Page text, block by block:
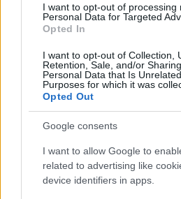
I want to opt-out of processing
Personal Data for Targeted
Opted In
I want to opt-out of Collection,
Retention, Sale, and/or
Personal Data that Is
Purposes for which it was
Opted Out
Google consents
I want to allow Google to
related to advertising like
device identifiers in apps.
Petrolio in calo, Brent a 88.9 USD
Andrea Innocenti · 7 Ago 2026
NEWS